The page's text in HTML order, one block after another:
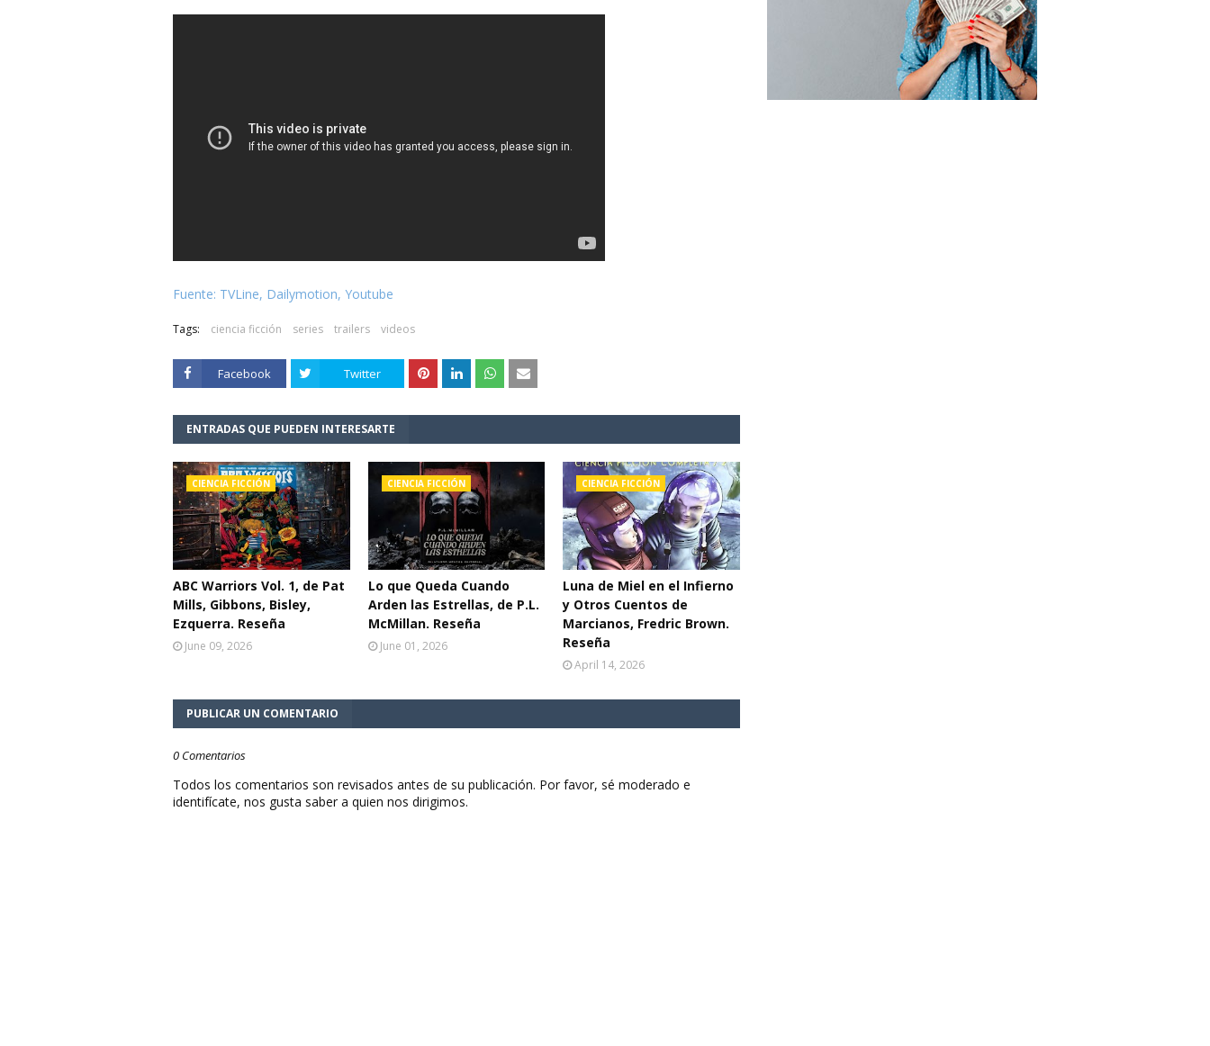
Fuente: TVLine, Dailymotion, Youtube
Tags: ciencia ficción series trailers videos
Facebook Twitter
ENTRADAS QUE PUEDEN INTERESARTE
CIENCIA FICCIÓN
ABC Warriors Vol. 1, de Pat
Mills, Gibbons, Bisley,
Ezquerra. Reseña
June 09, 2026
CIENCIA FICCIÓN
Lo que Queda Cuando
Arden las Estrellas, de P.L.
McMillan. Reseña
June 01, 2026
CIENCIA FICCIÓN
Luna de Miel en el Infierno
y Otros Cuentos de
Marcianos, Fredric Brown.
Reseña
April 14, 2026
PUBLICAR UN COMENTARIO
0 Comentarios
Todos los comentarios son revisados antes de su publicación. Por favor, sé moderado e
identifícate, nos gusta saber a quien nos dirigimos.